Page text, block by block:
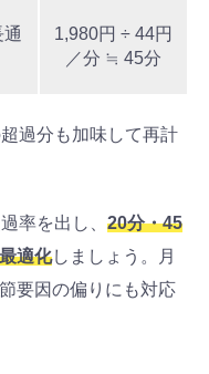
1,980円 ÷ 44円
／分 ≒ 45分
過分も加味して再計
率を出し、 20分・45
適化しましょう。月
要因の偏りにも対応